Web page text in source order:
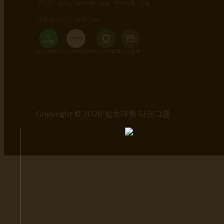
N
Copyright © 2026 벌초대행 다온그룹